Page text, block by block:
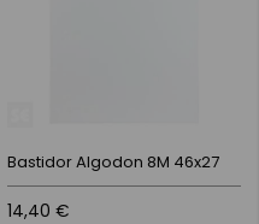
Bastidor Algodon 8M 46x27
14,40 €